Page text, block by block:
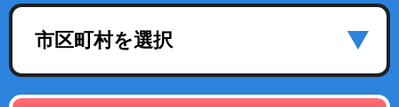
市区町村を選択